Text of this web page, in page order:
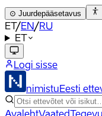
⊙ Juurdepääsetavus
ET/EN/RU
ET
Logi sisse
nimistuEesti
AvalehtVaated